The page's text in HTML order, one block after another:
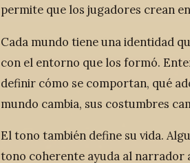
permite que los jugadores crean
Cada mundo tiene una identidad
con el entorno que los formó.
definir cómo se comportan, qué
mundo cambia, sus costumbres
El tono también define su vida.
tono coherente ayuda al narrador